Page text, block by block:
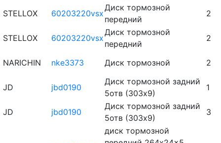
STELLOX 60203220vsx
Диск тормозной
передний
2
STELLOX 60203220vsx
Диск тормозной
передний
2
NARICHIN nke3373 Диск тормозной 2
JD jbd0190
Диск тормозной задний
5отв (303х9)
1
JD jbd0190
Диск тормозной задний
5отв (303х9)
3
диск тормозной